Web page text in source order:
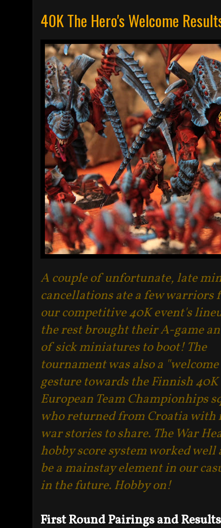
40K The Hero's Welcome
A couple of unfortunate, late
cancellations ate a few warriors
our competitive 40K event's
the rest brought their A-game
of sick miniatures to boot! The
tournament was also a
gesture towards the Finnish 40K
European Team Championhips
who returned from Croatia with
war stories to share. The War
hobby score system worked
be a mainstay element in our
in the future. Hobby on!
First Round Pairings and Results